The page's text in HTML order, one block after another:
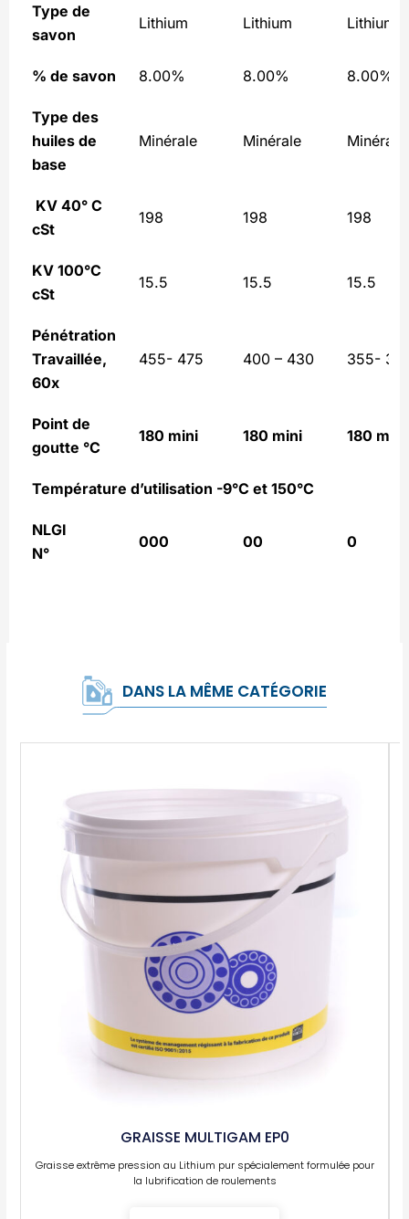
Type de
savon
Lithium Lithium Lithium
% de savon 8.00% 8.00% 8.00%
Type des
huiles de
base
Minérale Minérale Minérale
KV 40° C
cSt
198 198 198
KV 100°C
cSt
15.5 15.5 15.5
Pénétration
Travaillée,
60x
455- 475 400 – 430 355-
Point de
goutte °C
180 mini 180 mini 180 mini
Température d’utilisation -9°C et 150°C
NLGI
N°
000 00 0
DANS LA MÊME CATÉGORIE
GRAISSE MULTIGAM EP0
Graisse extrême pression au Lithium pur spécialement formulée pour
la lubrification de roulements